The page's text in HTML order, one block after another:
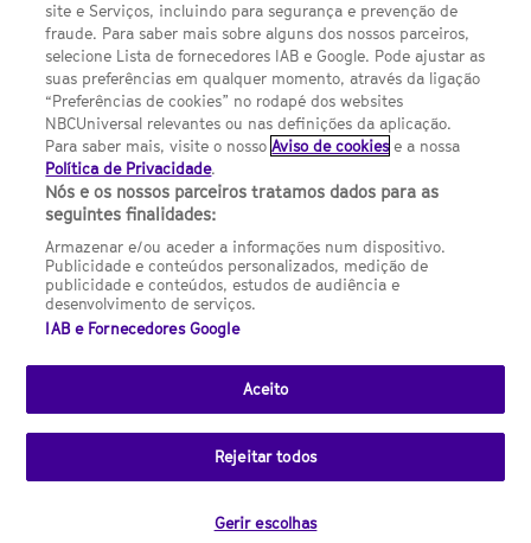
FILMES
UMA DIVISÃO DA NBCUNIVERSAL
Contact us by email: contact.SYFYPortugal@ncbuni.com
NBC Universal Global Networks España S.L.U. is wholly owned
by Universal Studios International BV
NBC Universal Global Networks, S.L.U. Paseo de la Castellana,
95. Planta 10 Edificio Torre Europa 28046 Madrid B-82227893
SYFY Portugal is subject to Spanish jurisdiction and regulated
(CNMC).
Channel
SCI FI Slovenija SCI FI Србија SYFY España SYFY France
SYFY
Portugal
SYFY USA
reserved.
site e Serviços, incluindo para segurança e prevenção de
fraude. Para saber mais sobre alguns dos nossos parceiros,
selecione Lista de fornecedores IAB e Google. Pode ajustar as
suas preferências em qualquer momento, através da ligação
“Preferências de cookies” no rodapé dos websites
NBCUniversal relevantes ou nas definições da aplicação.
Para saber mais, visite o nossoAviso de cookies e a nossa
Política de Privacidade.
Nós e os nossos parceiros tratamos dados para as
seguintes finalidades:
Armazenar e/ou aceder a informações num dispositivo.
Publicidade e conteúdos personalizados, medição de
publicidade e conteúdos, estudos de audiência e
desenvolvimento de serviços.
IAB e Fornecedores Google
Aceito
Rejeitar todos
Gerir escolhas